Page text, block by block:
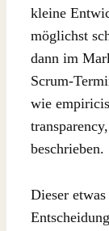
kleine
möglichst
dann im
Scrum-
wie
beschrieben.
Dieser